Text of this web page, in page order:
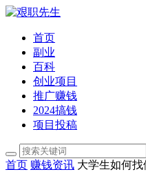
首页
副业
百科
创业项目
推广赚钱
2024搞钱
项目投稿
首页 赚钱资讯 大学生如何